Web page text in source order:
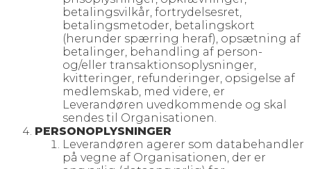
betalingsvilkår, fortrydelsesret,
betalingsmetoder, betalingskort
(herunder spærring heraf), opsætning af
betalinger, behandling af person-
og/eller transaktionsoplysninger,
kvitteringer, refunderinger, opsigelse af
medlemskab, med videre, er
Leverandøren uvedkommende og skal
sendes til Organisationen.
PERSONOPLYSNINGER
Leverandøren agerer som databehandler
på vegne af Organisationen, der er